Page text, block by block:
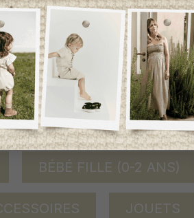
ACCÈS RAPIDE
par
BÉBÉ FILLE (0-2 ANS)
JOUETS